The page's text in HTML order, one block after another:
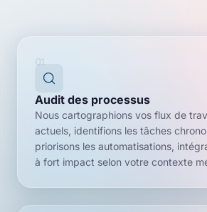
01
Audit des processus
Nous cartographions vos flux de
actuels, identifions les tâches
priorisons les automatisations,
à fort impact selon votre contexte